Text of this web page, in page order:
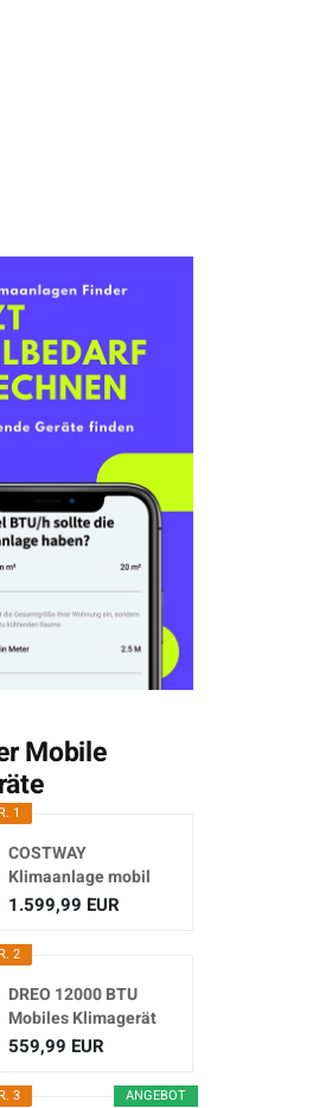
Mobile
1
COSTWAY
Klimaanlage mobil
16000BTU,
1.599,99 EUR
2
DREO 12000 BTU
Mobiles Klimagerät
(3-in...
559,99 EUR
ANGEBOT
3